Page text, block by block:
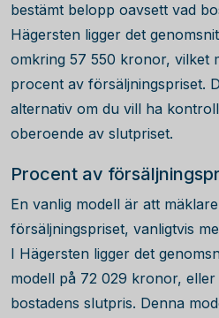
bestämt belopp oavsett vad
Hägersten ligger det
omkring 57 550 kronor, vilket
procent av försäljningspriset.
alternativ om du vill ha
oberoende av slutpriset.
Procent av
En vanlig modell är att
försäljningspriset, vanligtvis
I Hägersten ligger det
modell på 72 029 kronor, eller
bostadens slutpris. Denna